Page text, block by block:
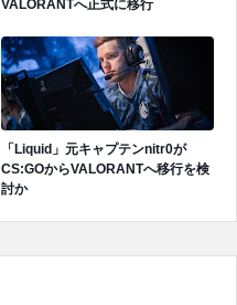
VALORANTへ正式に移行
「Liquid」元キャプテンnitr0が
CS:GOからVALORANTへ移行を検
討か